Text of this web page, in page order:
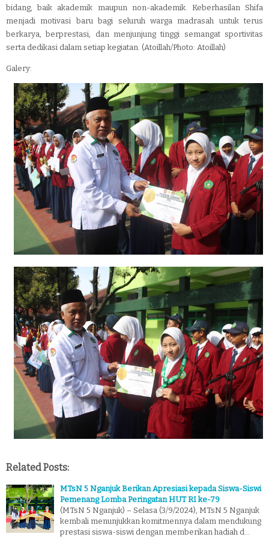
bidang, baik akademik maupun non-akademik. Keberhasilan Shifa
menjadi motivasi baru bagi seluruh warga madrasah untuk terus
berkarya, berprestasi, dan menjunjung tinggi semangat sportivitas
serta dedikasi dalam setiap kegiatan. (Atoillah/Photo: Atoillah)
Galery:
Related Posts:
MTsN 5 Nganjuk Berikan Apresiasi kepada Siswa-Siswi
Pemenang Lomba Peringatan HUT RI ke-79
(MTsN 5 Nganjuk) – Selasa (3/9/2024), MTsN 5 Nganjuk
kembali menunjukkan komitmennya dalam mendukung
prestasi siswa-siswi dengan memberikan hadiah d…